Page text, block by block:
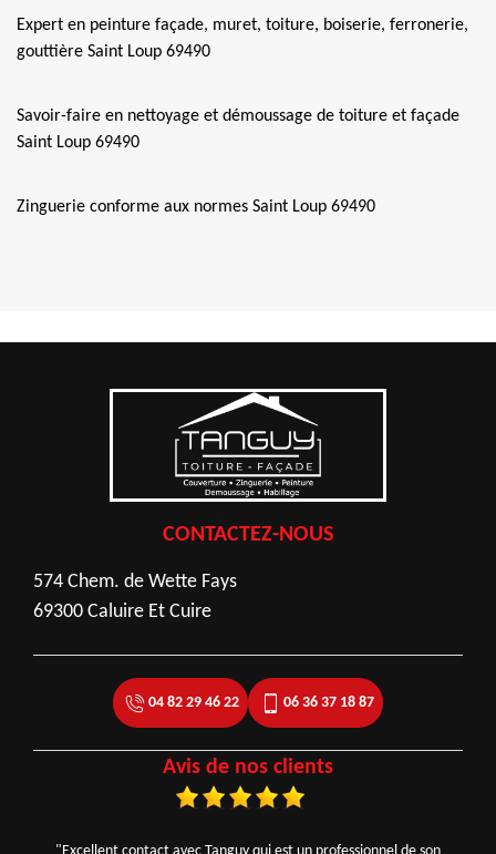
Expert en peinture façade, muret, toiture, boiserie, ferronerie,
gouttière Saint Loup 69490
Savoir-faire en nettoyage et démoussage de toiture et façade
Saint Loup 69490
Zinguerie conforme aux normes Saint Loup 69490
CONTACTEZ-NOUS
574 Chem. de Wette Fays
69300 Caluire Et Cuire
04 82 29 46 22 06 36 37 18 87
Avis de nos clients